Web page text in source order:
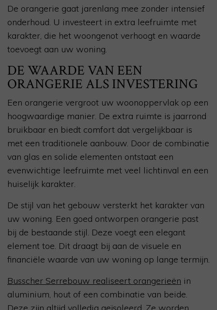
De orangerie gaat jarenlang mee zonder intensief
onderhoud. U investeert in extra leefruimte met
karakter, die het woongenot verhoogt en waarde
toevoegt aan uw woning.
DE WAARDE VAN EEN
ORANGERIE ALS INVESTERING
Een orangerie vergroot uw woonoppervlak op een
hoogwaardige manier. De extra ruimte is jaarrond
bruikbaar en biedt comfort dat vergelijkbaar is
met een traditionele aanbouw. Door de combinatie
van glas en solide elementen ontstaat een
evenwichtige leefruimte met veel lichtinval en een
huiselijk karakter.
De stijl van het gebouw versterkt het karakter van
uw woning. Een goed ontworpen orangerie past
bij de bestaande stijl. Deze voegt een elegant
element toe. Dit draagt bij aan de visuele en
financiële waarde van uw woning op lange termijn.
Busscher Serrebouw realiseert orangerieën in
aluminium, hout of een combinatie van beide.